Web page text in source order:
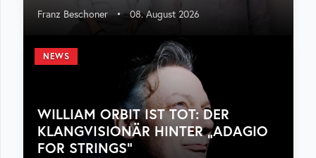
Franz Beschoner • 08. August 2026
NEWS
WILLIAM ORBIT IST TOT: DER
KLANGVISIONÄR HINTER „ADAGIO
FOR STRINGS“